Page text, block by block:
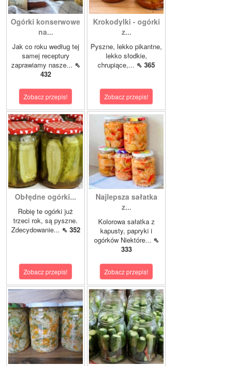
Ogórki konserwowe
na...
Jak co roku według tej
samej receptury
zaprawiamy nasze... ⇖
432
Zobacz przepis!
Krokodylki - ogórki
z...
Pyszne, lekko pikantne,
lekko słodkie,
chrupiące,... ⇖ 365
Zobacz przepis!
Obłędne ogórki...
Robię te ogórki już
trzeci rok, są pyszne.
Zdecydowanie... ⇖ 352
Zobacz przepis!
Najlepsza sałatka
z...
Kolorowa sałatka z
kapusty, papryki i
ogórków Niektóre... ⇖
333
Zobacz przepis!